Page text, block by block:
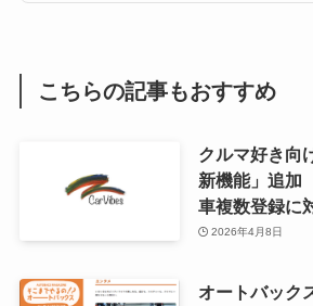
こちらの記事もおすすめ
クルマ好き向
新機能」追
車複数登録に
2026年4月8日
オートバック